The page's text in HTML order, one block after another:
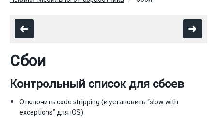
Сбои
Контрольный список для сбоев
Отключить code stripping (и установить “slow with
exceptions” для iOS)